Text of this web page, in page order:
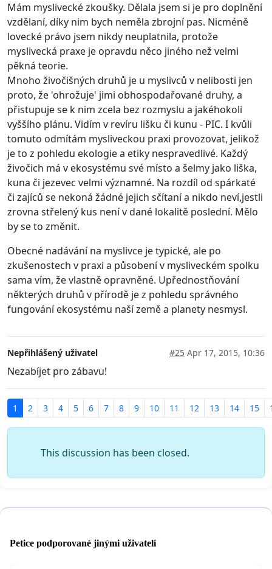
Mám myslivecké zkoušky. Dělala jsem si je pro doplnění
vzdělaní, díky nim bych neměla zbrojní pas. Nicméně
lovecké právo jsem nikdy neuplatnila, protože
myslivecká praxe je opravdu něco jiného než velmi
pěkná teorie.
Mnoho živočišných druhů je u myslivců v nelibosti jen
proto, že 'ohrožuje' jimi obhospodařované druhy, a
přistupuje se k nim zcela bez rozmyslu a jakéhokoli
vyššího plánu. Vidím v revíru lišku či kunu - PIC. I kvůli
tomuto odmítám mysliveckou praxi provozovat, jelikož
je to z pohledu ekologie a etiky nespravedlivé. Každý
živočich má v ekosystému své místo a šelmy jako liška,
kuna či jezevec velmi významné. Na rozdíl od spárkaté
či zajíců se nekoná žádné jejich sčítaní a nikdo neví,jestli
zrovna střelený kus není v dané lokalitě poslední. Mělo
by se to změnit.
Obecné nadávání na myslivce je typické, ale po
zkušenostech v praxi a působení v mysliveckém spolku
sama vím, že vlastně opravněné. Upřednostňování
některých druhů v přírodě je z pohledu správného
fungování ekosystému naší země a planety nesmysl.
Nepřihlášený uživatel #25 Apr 17, 2015, 10:36
Nezabíjet pro zábavu!
1 2 3 4 5 6 7 8 9 10 11 12 13 14 15
This discussion has been closed.
Petice podporované jinými uživateli